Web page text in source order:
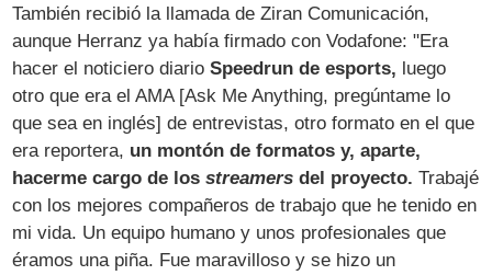
También recibió la llamada de Ziran Comunicación,
aunque Herranz ya había firmado con Vodafone: "Era
hacer el noticiero diario Speedrun de esports, luego
otro que era el AMA [Ask Me Anything, pregúntame lo
que sea en inglés] de entrevistas, otro formato en el que
era reportera, un montón de formatos y, aparte,
hacerme cargo de losstreamers del proyecto.Trabajé
con los mejores compañeros de trabajo que he tenido en
mi vida. Un equipo humano y unos profesionales que
éramos una piña. Fue maravilloso y se hizo un